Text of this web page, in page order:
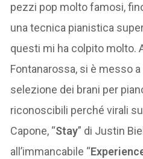
pezzi pop molto famosi,
una tecnica pianistica
questi mi ha colpito molto.
Fontanarossa, si è messo
selezione dei brani per
riconoscibili perché virali
Capone, “Stay” di Justin
all’immancabile “